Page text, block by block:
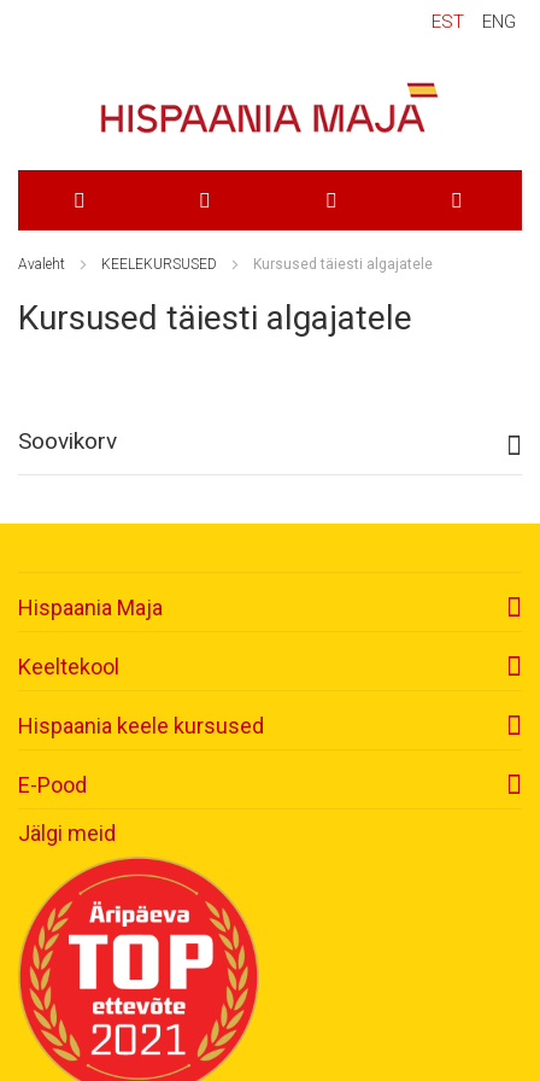
EST ENG
Avaleht KEELEKURSUSED Kursused täiesti algajatele
Kursused täiesti algajatele
Soovikorv
Hispaania Maja
Keeltekool
Hispaania keele kursused
E-Pood
Jälgi meid